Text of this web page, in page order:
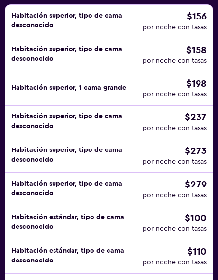
Habitación superior, tipo de cama
desconocido
$156
por noche con tasas
Habitación superior, tipo de cama
desconocido
$158
por noche con tasas
Habitación superior, 1 cama grande $198
por noche con tasas
Habitación superior, tipo de cama
desconocido
$237
por noche con tasas
Habitación superior, tipo de cama
desconocido
$273
por noche con tasas
Habitación superior, tipo de cama
desconocido
$279
por noche con tasas
Habitación estándar, tipo de cama
desconocido
$100
por noche con tasas
Habitación estándar, tipo de cama
desconocido
$110
por noche con tasas